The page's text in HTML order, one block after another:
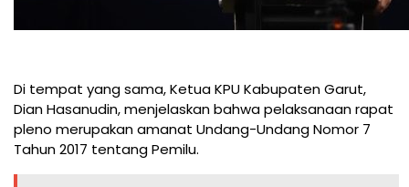
Di tempat yang sama, Ketua KPU Kabupaten Garut,
Dian Hasanudin, menjelaskan bahwa pelaksanaan rapat
pleno merupakan amanat Undang-Undang Nomor 7
Tahun 2017 tentang Pemilu.